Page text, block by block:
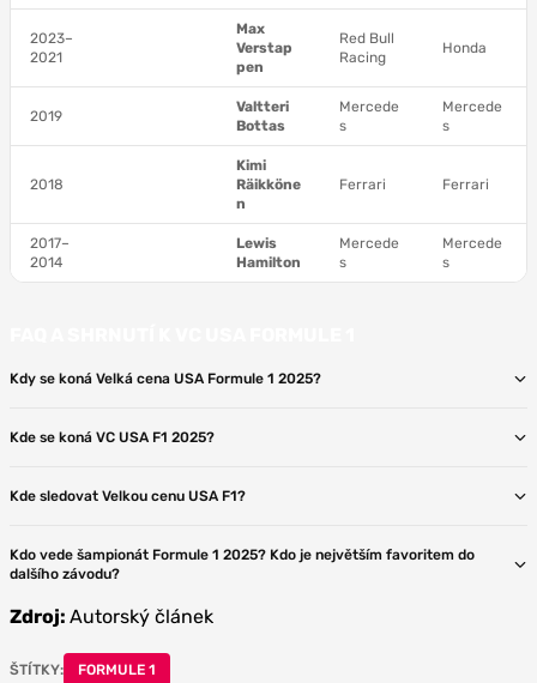
2023–
2021
Max
Verstap
pen
Red Bull
Racing
Honda
2019
Valtteri
Bottas
Mercede
s
Mercede
s
2018
Kimi
Räikköne
n
Ferrari Ferrari
2017–
2014
Lewis
Hamilton
Mercede
s
Mercede
s
Kdy se koná Velká cena USA Formule 1 2025?
Kde se koná VC USA F1 2025?
Kde sledovat Velkou cenu USA F1?
Kdo vede šampionát Formule 1 2025? Kdo je největším favoritem do
dalšího závodu?
Zdroj: Autorský článek
ŠTÍTKY: FORMULE 1